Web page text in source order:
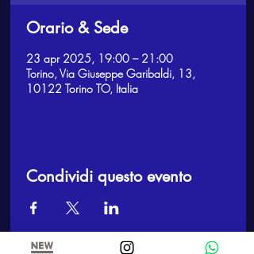
Orario & Sede
23 apr 2025, 19:00 – 21:00
Torino, Via Giuseppe Garibaldi, 13,
10122 Torino TO, Italia
Condividi questo evento